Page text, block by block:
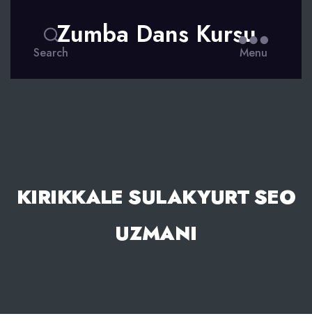
Search
Zumba Dans Kursu
Menu
KIRIKKALE SULAKYURT SEO
UZMANI